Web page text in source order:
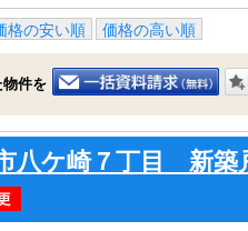
格の安い順 価格の高い順
物件を
八ケ崎７丁目 新